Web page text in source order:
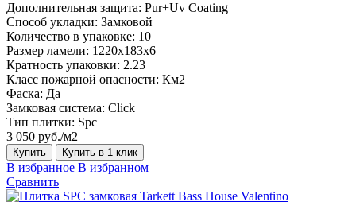
Дополнительная защита: Pur+Uv Coating
Способ укладки: Замковой
Количество в упаковке: 10
Размер ламели: 1220х183х6
Кратность упаковки: 2.23
Класс пожарной опасности: Км2
Фаска: Да
Замковая система: Click
Тип плитки: Spc
3 050 руб./м2
Купить Купить в 1 клик
В избранное В избранном
Сравнить